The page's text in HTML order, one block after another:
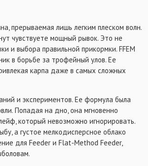
прерываемая лишь легким плеском волн.
чувствуете мощный рывок. Это не
и выбора правильной прикормки. FFEM
в борьбе за трофейный улов. Ее
карпа даже в самых сложных
и экспериментов. Ее формула была
Попадая на дно, она мгновенно
который невозможно игнорировать.
а густое мелкодисперсное облако
для Feeder и Flat-Method Feeder,